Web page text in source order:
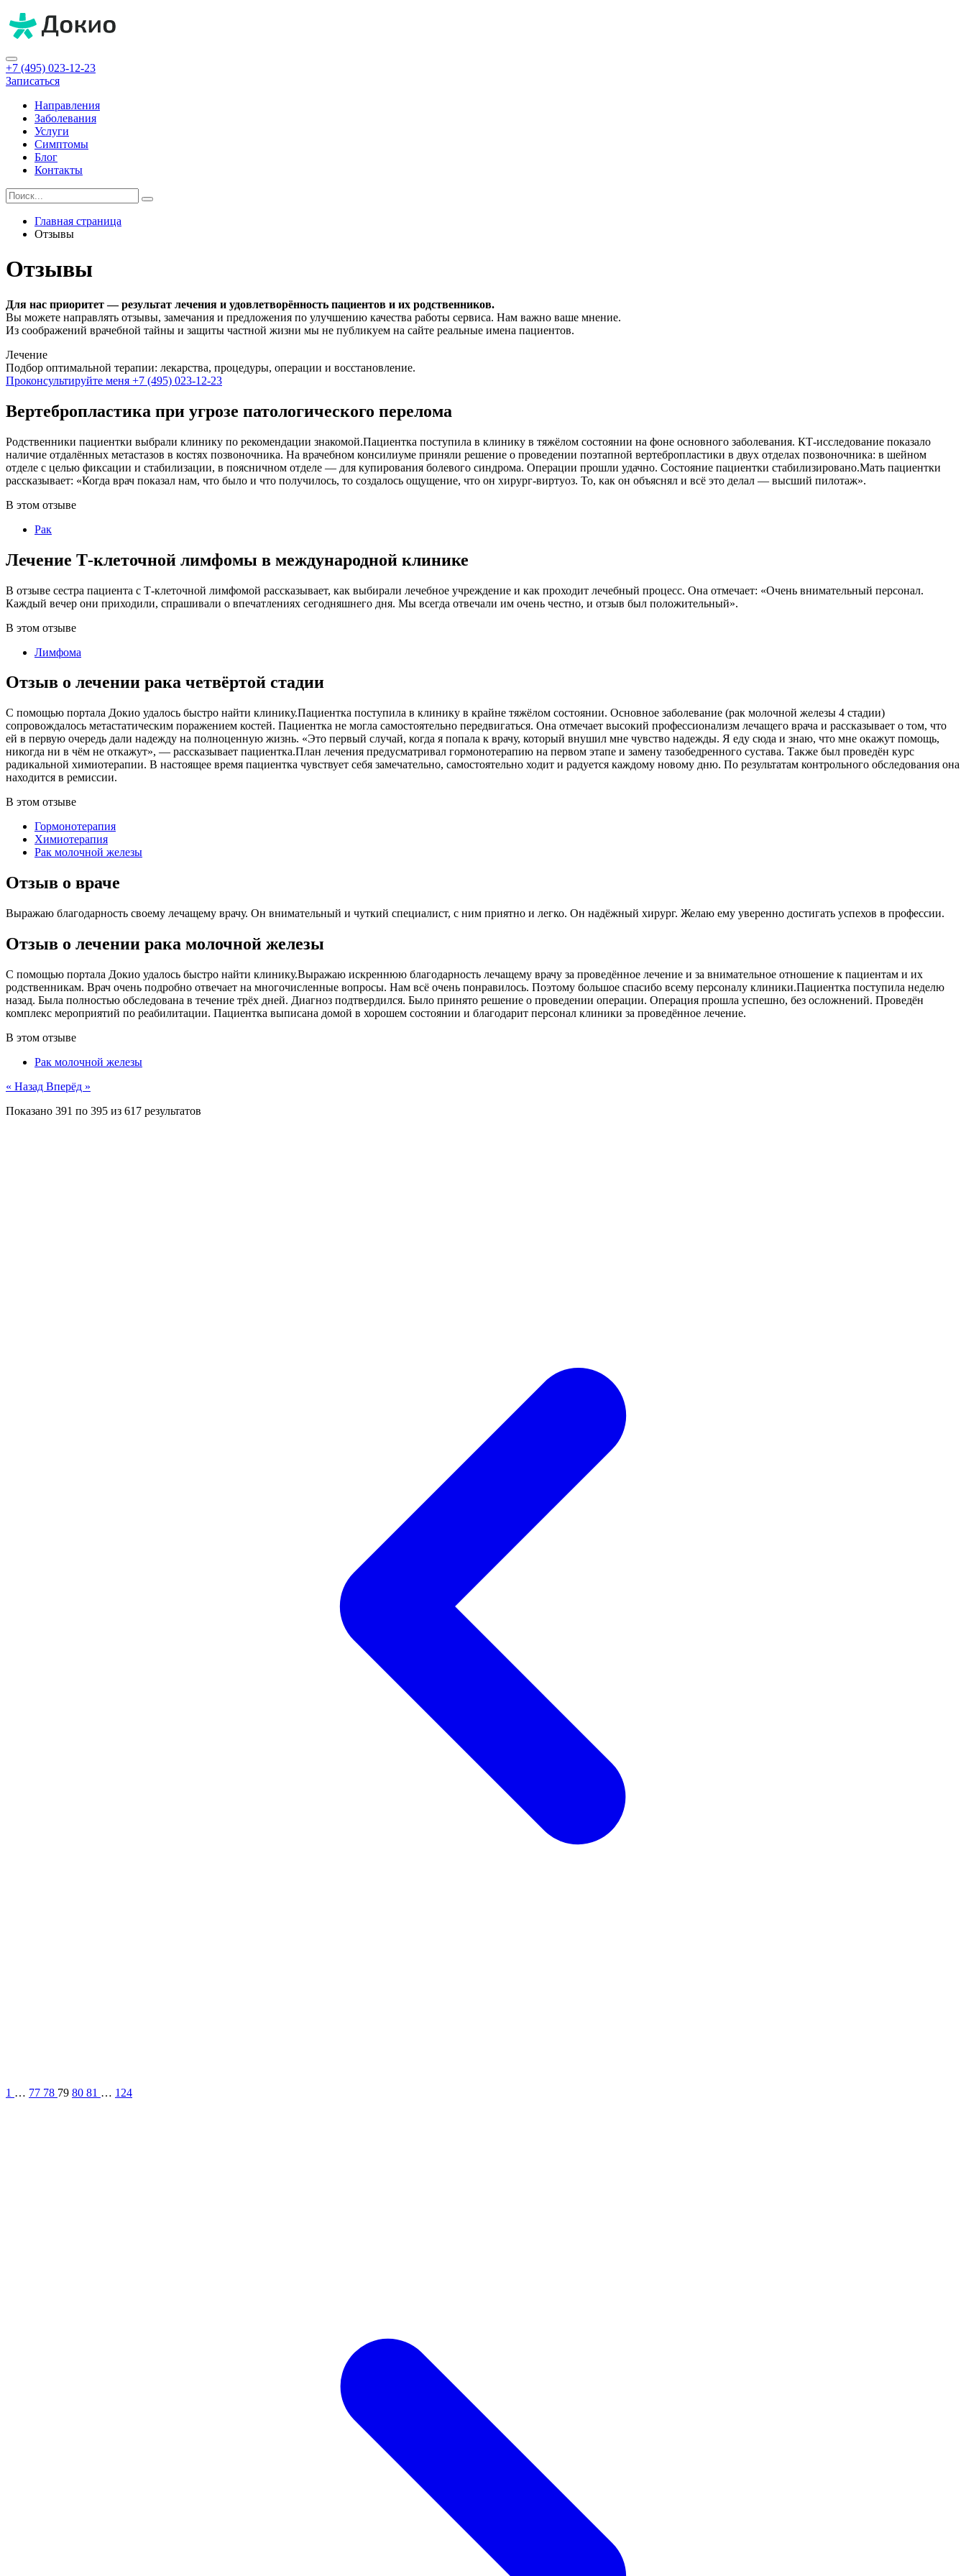
+7 (495) 023-12-23
Записаться
Направления
Заболевания
Услуги
Симптомы
Блог
Контакты
Главная страница
Отзывы
Отзывы
Для нас приоритет — результат лечения и удовлетворённость пациентов и их родственников.
Вы можете направлять отзывы, замечания и предложения по улучшению качества работы сервиса. Нам важно ваше мнение.
Из соображений врачебной тайны и защиты частной жизни мы не публикуем на сайте реальные имена пациентов.
Лечение
Подбор оптимальной терапии: лекарства, процедуры, операции и восстановление.
Проконсультируйте меня +7 (495) 023-12-23
Вертебропластика при угрозе патологического перелома
Родственники пациентки выбрали клинику по рекомендации знакомой.Пациентка поступила в клинику в тяжёлом состоянии на фоне основного заболевания. КТ-исследование показало
наличие отдалённых метастазов в костях позвоночника. На врачебном консилиуме приняли решение о проведении поэтапной вертебропластики в двух отделах позвоночника: в шейном
отделе с целью фиксации и стабилизации, в поясничном отделе — для купирования болевого синдрома. Операции прошли удачно. Состояние пациентки стабилизировано.Мать пациентки
рассказывает: «Когда врач показал нам, что было и что получилось, то создалось ощущение, что он хирург-виртуоз. То, как он объяснял и всё это делал — высший пилотаж».
В этом отзыве
Рак
Лечение Т-клеточной лимфомы в международной клинике
В отзыве сестра пациента с Т-клеточной лимфомой рассказывает, как выбирали лечебное учреждение и как проходит лечебный процесс. Она отмечает: «Очень внимательный персонал.
Каждый вечер они приходили, спрашивали о впечатлениях сегодняшнего дня. Мы всегда отвечали им очень честно, и отзыв был положительный».
В этом отзыве
Лимфома
Отзыв о лечении рака четвёртой стадии
С помощью портала Докио удалось быстро найти клинику.Пациентка поступила в клинику в крайне тяжёлом состоянии. Основное заболевание (рак молочной железы 4 стадии)
сопровождалось метастатическим поражением костей. Пациентка не могла самостоятельно передвигаться. Она отмечает высокий профессионализм лечащего врача и рассказывает о том, что
ей в первую очередь дали надежду на полноценную жизнь. «Это первый случай, когда я попала к врачу, который внушил мне чувство надежды. Я еду сюда и знаю, что мне окажут помощь,
никогда ни в чём не откажут», — рассказывает пациентка.План лечения предусматривал гормонотерапию на первом этапе и замену тазобедренного сустава. Также был проведён курс
радикальной химиотерапии. В настоящее время пациентка чувствует себя замечательно, самостоятельно ходит и радуется каждому новому дню. По результатам контрольного обследования она
находится в ремиссии.
В этом отзыве
Гормонотерапия
Химиотерапия
Рак молочной железы
Отзыв о враче
Выражаю благодарность своему лечащему врачу. Он внимательный и чуткий специалист, с ним приятно и легко. Он надёжный хирург. Желаю ему уверенно достигать успехов в профессии.
Отзыв о лечении рака молочной железы
С помощью портала Докио удалось быстро найти клинику.Выражаю искреннюю благодарность лечащему врачу за проведённое лечение и за внимательное отношение к пациентам и их
родственникам. Врач очень подробно отвечает на многочисленные вопросы. Нам всё очень понравилось. Поэтому большое спасибо всему персоналу клиники.Пациентка поступила неделю
назад. Была полностью обследована в течение трёх дней. Диагноз подтвердился. Было принято решение о проведении операции. Операция прошла успешно, без осложнений. Проведён
комплекс мероприятий по реабилитации. Пациентка выписана домой в хорошем состоянии и благодарит персонал клиники за проведённое лечение.
В этом отзыве
Рак молочной железы
« Назад Вперёд »
Показано 391 по 395 из 617 результатов
1 … 77 78 79 80 81 … 124